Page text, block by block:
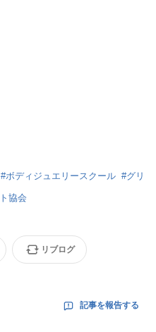
#ボディジュエリースクール #グリ
協会
リブログ
記事を報告する